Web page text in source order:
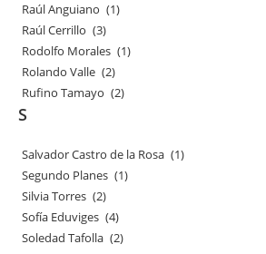
Raúl Anguiano (1)
Raúl Cerrillo (3)
Rodolfo Morales (1)
Rolando Valle (2)
Rufino Tamayo (2)
S
Salvador Castro de la Rosa (1)
Segundo Planes (1)
Silvia Torres (2)
Sofía Eduviges (4)
Soledad Tafolla (2)